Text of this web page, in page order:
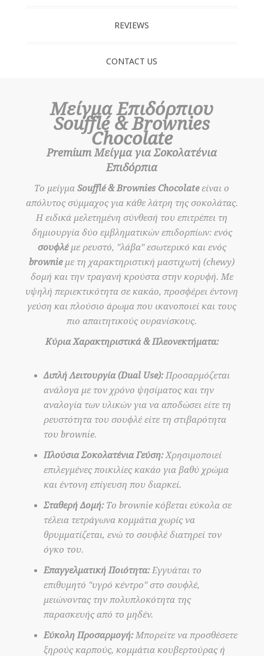
REVIEWS
CONTACT US
Μείγμα Επιδόρπιου
Soufflé & Brownies
Chocolate
Premium Μείγμα για Σοκολατένια
Επιδόρπια
Το μείγμαSoufflé & Brownies Chocolateείναι ο
απόλυτος σύμμαχος για κάθε λάτρη της σοκολάτας.
Η ειδικά μελετημένη σύνθεσή του επιτρέπει τη
δημιουργία δύο εμβληματικών επιδορπίων: ενός
σουφλέμε ρευστό, "λάβα" εσωτερικό και ενός
brownieμε τη χαρακτηριστική μαστιχωτή (chewy)
δομή και την τραγανή κρούστα στην κορυφή. Με
υψηλή περιεκτικότητα σε κακάο, προσφέρει έντονη
γεύση και πλούσιο άρωμα που ικανοποιεί και τους
πιο απαιτητικούς ουρανίσκους.
Κύρια Χαρακτηριστικά & Πλεονεκτήματα:
Διπλή Λειτουργία (Dual Use):Προσαρμόζεται
ανάλογα με τον χρόνο ψησίματος και την
αναλογία των υλικών για να αποδώσει είτε τη
ρευστότητα του σουφλέ είτε τη στιβαρότητα
του brownie.
Πλούσια Σοκολατένια Γεύση:Χρησιμοποιεί
επιλεγμένες ποικιλίες κακάο για βαθύ χρώμα
και έντονη επίγευση που διαρκεί.
Σταθερή Δομή:Το brownie κόβεται εύκολα σε
τέλεια τετράγωνα κομμάτια χωρίς να
θρυμματίζεται, ενώ το σουφλέ διατηρεί τον
όγκο του.
Επαγγελματική Ποιότητα:Εγγυάται το
επιθυμητό "υγρό κέντρο" στο σουφλέ,
μειώνοντας την πολυπλοκότητα της
παρασκευής από το μηδέν.
Εύκολη Προσαρμογή:Μπορείτε να προσθέσετε
ξηρούς καρπούς, κομμάτια κουβερτούρας ή